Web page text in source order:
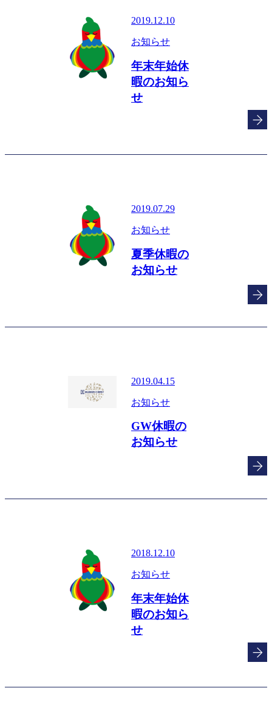
2019.12.10
お知らせ
年末年始休
暇のお知ら
せ
2019.07.29
お知らせ
夏季休暇の
お知らせ
2019.04.15
お知らせ
GW休暇の
お知らせ
2018.12.10
お知らせ
年末年始休
暇のお知ら
せ